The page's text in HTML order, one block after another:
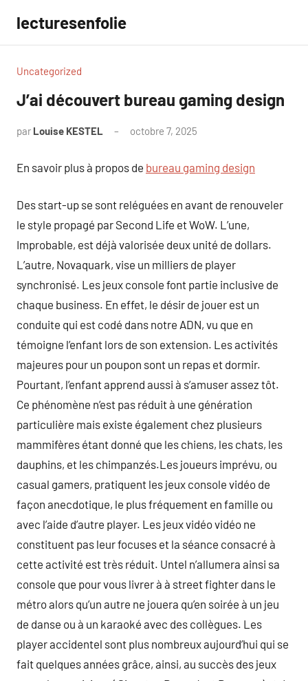
contenu
lecturesenfolie
Uncategorized
J’ai découvert bureau gaming design
par Louise KESTEL octobre 7, 2025
En savoir plus à propos de bureau gaming design
Des start-up se sont reléguées en avant de renouveler
le style propagé par Second Life et WoW. L’une,
Improbable, est déjà valorisée deux unité de dollars.
L’autre, Novaquark, vise un milliers de player
synchronisé. Les jeux console font partie inclusive de
chaque business. En effet, le désir de jouer est un
conduite qui est codé dans notre ADN, vu que en
témoigne l’enfant lors de son extension. Les activités
majeures pour un poupon sont un repas et dormir.
Pourtant, l’enfant apprend aussi à s’amuser assez tôt.
Ce phénomène n’est pas réduit à une génération
particulière mais existe également chez plusieurs
mammifères étant donné que les chiens, les chats, les
dauphins, et les chimpanzés.Les joueurs imprévu, ou
casual gamers, pratiquent les jeux console vidéo de
façon anecdotique, le plus fréquement en famille ou
avec l’aide d’autre player. Les jeux vidéo vidéo ne
constituent pas leur focuses et la séance consacré à
cette activité est très réduit. Untel n’allumera ainsi sa
console que pour vous livrer à à street fighter dans le
métro alors qu’un autre ne jouera qu’en soirée à un jeu
de danse ou à un karaoké avec des collègues. Les
player accidentel sont plus nombreux aujourd’hui qui se
fait quelques années grâce, ainsi, au succès des jeux